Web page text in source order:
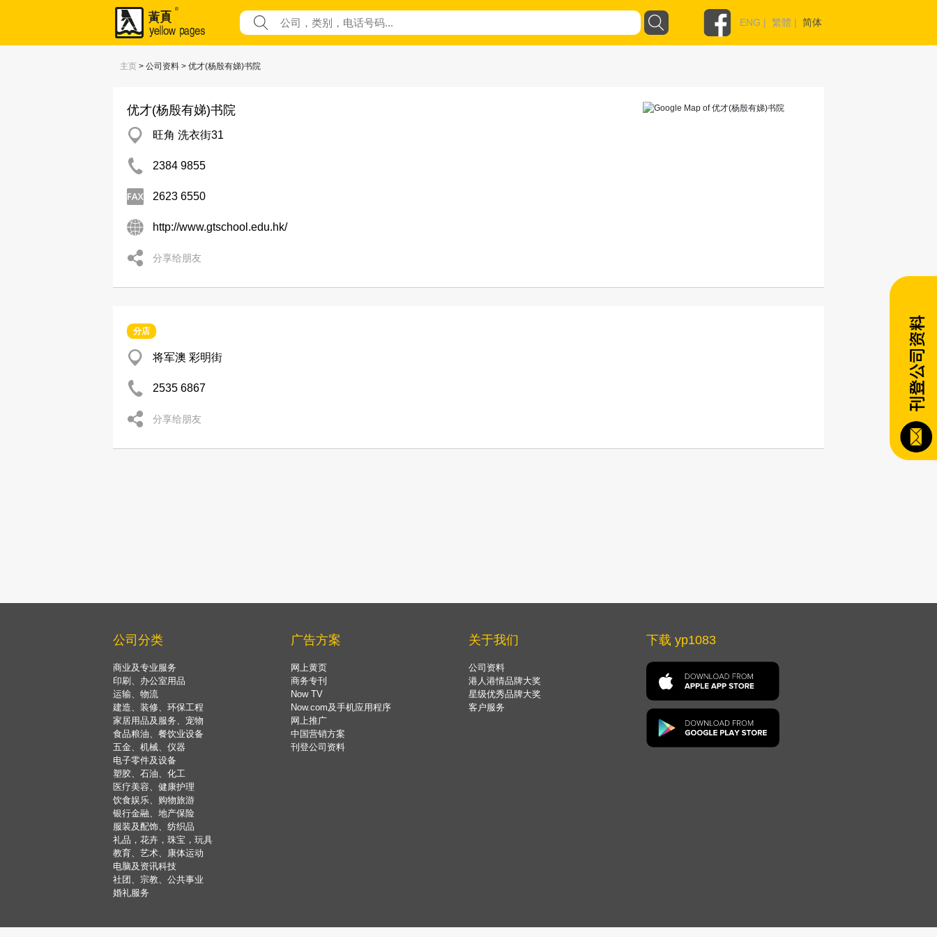
ENG | 繁體 | 简体
主页 > 公司资料 > 优才(杨殷有娣)书院
优才(杨殷有娣)书院
旺角 洗衣街31
2384 9855
2623 6550
http://www.gtschool.edu.hk/
分享给朋友
分店
将军澳 彩明街
2535 6867
分享给朋友
公司分类
商业及专业服务
印刷、办公室用品
运输、物流
建造、装修、环保工程
家居用品及服务、宠物
食品粮油、餐饮业设备
五金、机械、仪器
电子零件及设备
塑胶、石油、化工
医疗美容、健康护理
饮食娱乐、购物旅游
银行金融、地产保险
服装及配饰、纺织品
礼品，花卉，珠宝，玩具
教育、艺术、康体运动
电脑及资讯科技
社团、宗教、公共事业
婚礼服务
广告方案
网上黄页
商务专刊
Now TV
Now.com及手机应用程序
网上推广
中国营销方案
刊登公司资料
关于我们
公司资料
港人港情品牌大奖
星级优秀品牌大奖
客户服务
下载 yp1083